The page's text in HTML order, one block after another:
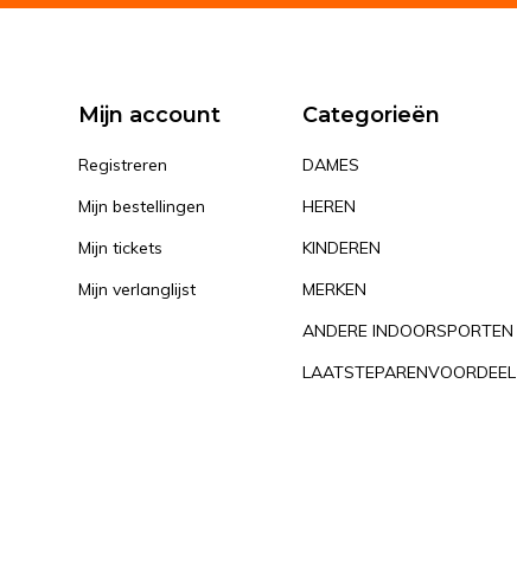
Mijn account
Registreren
Mijn bestellingen
Mijn tickets
Mijn verlanglijst
Categorieën
DAMES
HEREN
KINDEREN
MERKEN
ANDERE INDOORSPORTEN
LAATSTEPARENVOORDEEL